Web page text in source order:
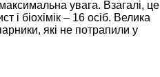
увага. Взагалі, це
і біохімік – 16 осіб. Велика
які не потрапили у